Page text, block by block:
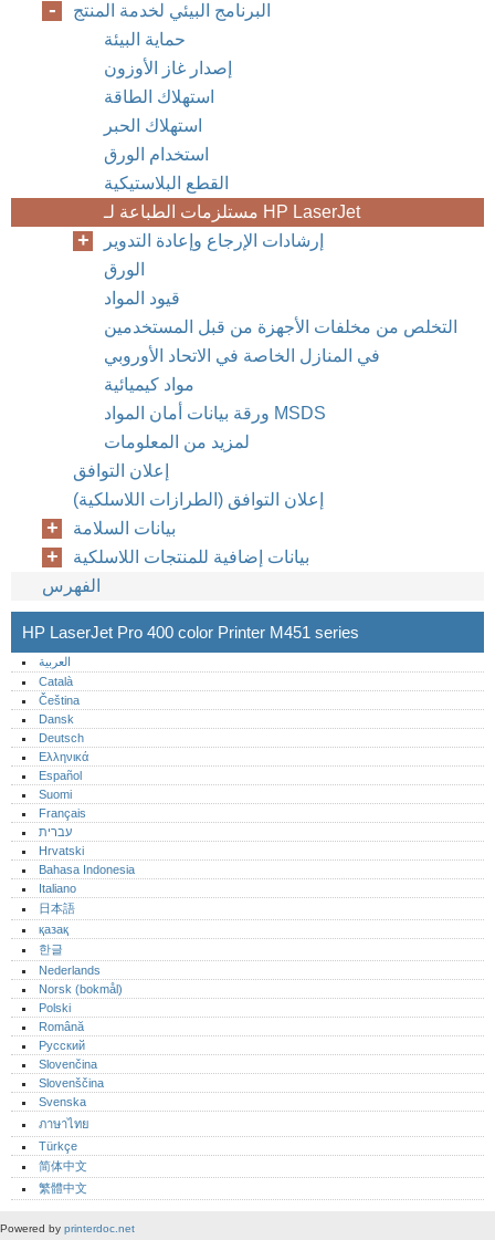
البرنامج البيئي لخدمة المنتج
حماية البيئة
إصدار غاز الأوزون
استهلاك الطاقة
استهلاك الحبر
استخدام الورق
القطع البلاستيكية
مستلزمات الطباعة لـ HP LaserJet
إرشادات الإرجاع وإعادة التدوير
الورق
قيود المواد
التخلص من مخلفات الأجهزة من قبل المستخدمين
في المنازل الخاصة في الاتحاد الأوروبي
مواد كيميائية
ورقة بيانات أمان المواد MSDS
لمزيد من المعلومات
إعلان التوافق
إعلان التوافق (الطرازات اللاسلكية)
بيانات السلامة
بيانات إضافية للمنتجات اللاسلكية
الفهرس
HP LaserJet Pro 400 color Printer M451 series
العربية
Català
Čeština
Dansk
Deutsch
Ελληνικά
Español
Suomi
Français
עברית
Hrvatski
Bahasa Indonesia
Italiano
日本語
қазақ
한글
Nederlands
Norsk (bokmål)‎
Polski
Română
Русский
Slovenčina
Slovenščina
Svenska
ภาษาไทย
Türkçe
简体中文
繁體中文
Powered by printerdoc.net